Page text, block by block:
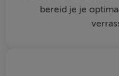
bereid je je